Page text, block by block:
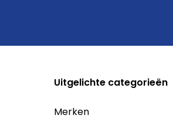
Uitgelichte categorieën
Merken